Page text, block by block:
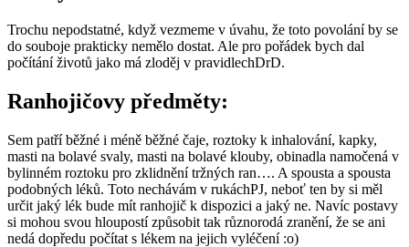
Trochu nepodstatné, když vezmeme v úvahu, že toto povolání by se
do souboje prakticky nemělo dostat. Ale pro pořádek bych dal
počítání životů jako má zloděj v pravidlechDrD.
Ranhojičovy předměty:
Sem patří běžné i méně běžné čaje, roztoky k inhalování, kapky,
masti na bolavé svaly, masti na bolavé klouby, obinadla namočená v
bylinném roztoku pro zklidnění tržných ran…. A spousta a spousta
podobných léků. Toto nechávám v rukáchPJ, neboť ten by si měl
určit jaký lék bude mít ranhojič k dispozici a jaký ne. Navíc postavy
si mohou svou hloupostí způsobit tak různorodá zranění, že se ani
nedá dopředu počítat s lékem na jejich vyléčení :o)